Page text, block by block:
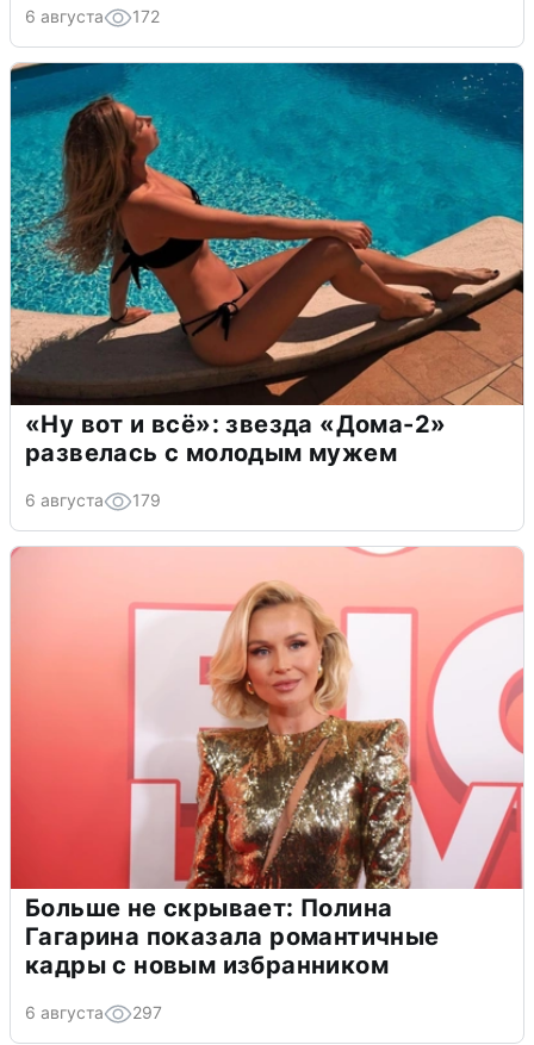
6 августа 172
«Ну вот и всё»: звезда «Дома-2»
развелась с молодым мужем
6 августа 179
Больше не скрывает: Полина
Гагарина показала романтичные
кадры с новым избранником
6 августа 297